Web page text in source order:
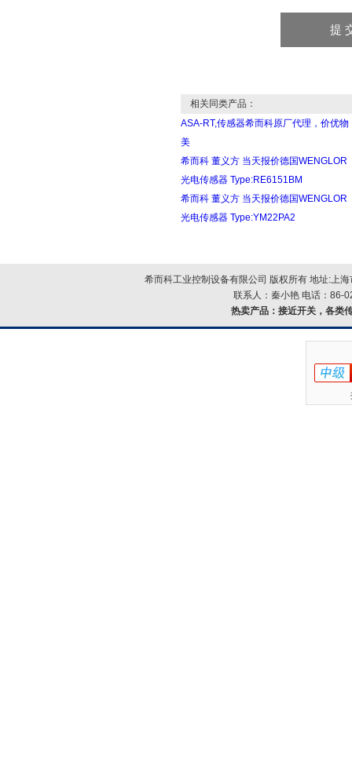
相关同类产品：
ASA-RT,传感器希而科原厂代理，价优物
美
希而科 董义方 当天报价德国WENGLOR
光电传感器 Type:RE6151BM
希而科 董义方 当天报价德国WENGLOR
光电传感器 Type:YM22PA2
希而科工业控制设备有限公司 版权所有 地址:上
联系人：秦小艳 电话：86-
热卖产品： 接近开关，各类